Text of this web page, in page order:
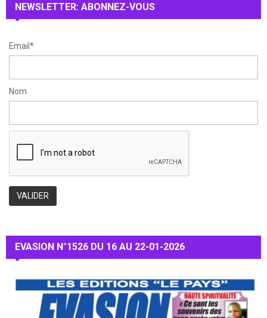
NEWSLETTER: ABONNEZ-VOUS
Email*
Nom
EVASION N°1526 DU 16 AU 22-01-2026